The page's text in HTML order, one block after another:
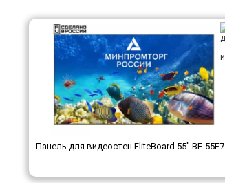
Панель для видеостен EliteBoard 55" BE-55F7